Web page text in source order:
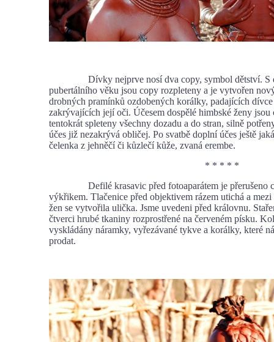
Dívky nejprve nosí dva copy, symbol dětství. S
pubertálního věku jsou copy rozpleteny a je vytvořen
drobných pramínků ozdobených korálky, padajících
zakrývajících její oči. Účesem dospělé himbské ženy jsou
tentokrát spleteny všechny dozadu a do stran, silně
účes již nezakrývá obličej. Po svatbě doplní účes ještě
čelenka z jehněčí či kůzlečí kůže, zvaná erembe.
* * * * *
Defilé krasavic před fotoaparátem je přerušeno
výkřikem. Tlačenice před objektivem rázem utichá a
žen se vytvořila ulička. Jsme uvedeni před královnu.
čtverci hrubé tkaniny rozprostřené na červeném písku.
vyskládány náramky, vyřezávané tykve a korálky, které
prodat.